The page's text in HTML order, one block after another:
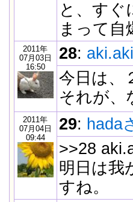
と、すぐ
まって
2011年
07月03日
16:50
28:
今日は、
それが、
2011年
07月04日
09:44
29: hada
>>28
明日は我
すね。